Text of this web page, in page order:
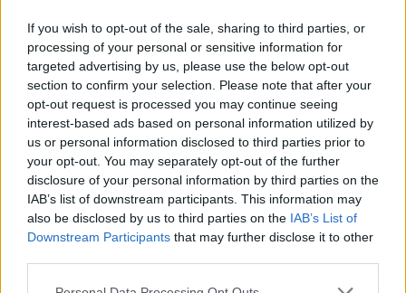
If you wish to opt-out of the sale, sharing to third parties, or
processing of your personal or sensitive information for
targeted advertising by us, please use the below opt-out
section to confirm your selection. Please note that after your
opt-out request is processed you may continue seeing
interest-based ads based on personal information utilized by
us or personal information disclosed to third parties prior to
your opt-out. You may separately opt-out of the further
disclosure of your personal information by third parties on the
IAB’s list of downstream participants. This information may
also be disclosed by us to third parties on the IAB’s List of
Downstream Participants that may further disclose it to other
Please note that this website/app uses one or more Google
Αναζήτηση
για...